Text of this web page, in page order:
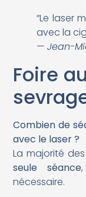
“Le laser
avec la
—Jean-
Foire
Combien de
avec le laser ?
La majorité
seule séance
nécessaire.